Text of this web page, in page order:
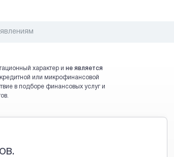
характер и не является
или микрофинансовой
в подборе финансовых услуг и